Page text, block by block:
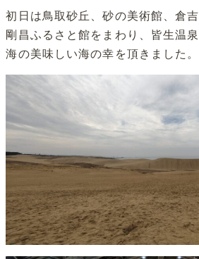
初日は鳥取砂丘、砂の美術館、倉
剛昌ふるさと館をまわり、皆生温
海の美味しい海の幸を頂きました。